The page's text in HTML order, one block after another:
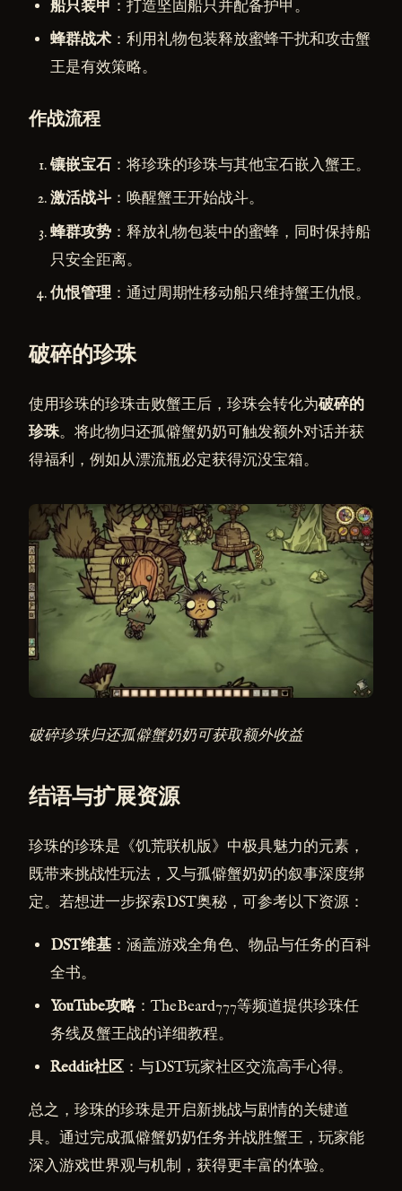
船只装甲 ：打造坚固船只并配备护甲。
蜂群战术 ：利用礼物包装释放蜜蜂干扰和攻击蟹
王是有效策略。
作战流程
镶嵌宝石 ：将珍珠的珍珠与其他宝石嵌入蟹王。
激活战斗 ：唤醒蟹王开始战斗。
蜂群攻势 ：释放礼物包装中的蜜蜂，同时保持船
只安全距离。
仇恨管理：通过周期性移动船只维持蟹王仇恨。
破碎的珍珠
使用珍珠的珍珠击败蟹王后，珍珠会转化为破碎的
珍珠。将此物归还孤僻蟹奶奶可触发额外对话并获
得福利，例如从漂流瓶必定获得沉没宝箱。
破碎珍珠归还孤僻蟹奶奶可获取额外收益
结语与扩展资源
珍珠的珍珠是《饥荒联机版》中极具魅力的元素，
既带来挑战性玩法，又与孤僻蟹奶奶的叙事深度绑
定。若想进一步探索DST奥秘，可参考以下资源：
DST维基 ：涵盖游戏全角色、物品与任务的百科
全书。
YouTube攻略：TheBeard777等频道提供珍珠任
务线及蟹王战的详细教程。
Reddit社区 ：与DST玩家社区交流高手心得。
总之，珍珠的珍珠是开启新挑战与剧情的关键道
具。通过完成孤僻蟹奶奶任务并战胜蟹王，玩家能
深入游戏世界观与机制，获得更丰富的体验。